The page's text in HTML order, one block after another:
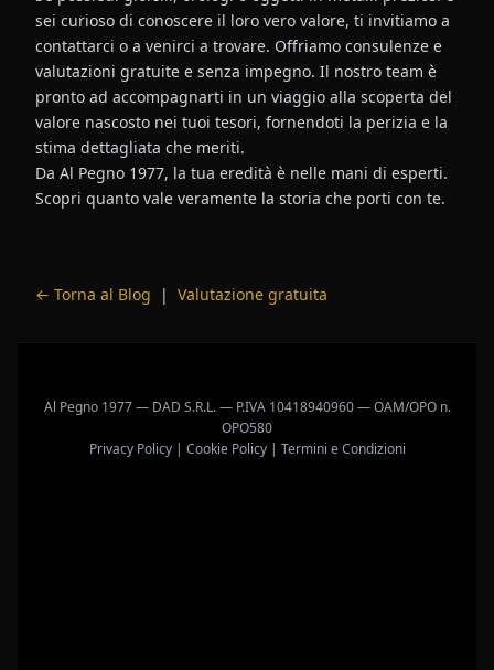
sei curioso di conoscere il loro vero valore, ti invitiamo a
contattarci o a venirci a trovare. Offriamo consulenze e
valutazioni gratuite e senza impegno. Il nostro team è
pronto ad accompagnarti in un viaggio alla scoperta del
valore nascosto nei tuoi tesori, fornendoti la perizia e la
stima dettagliata che meriti.
Da Al Pegno 1977, la tua eredità è nelle mani di esperti.
Scopri quanto vale veramente la storia che porti con te.
← Torna al Blog | Valutazione gratuita
Al Pegno 1977 — DAD S.R.L. — P.IVA 10418940960 — OAM/OPO n.
OPO580
Privacy Policy| Cookie Policy| Termini e Condizioni